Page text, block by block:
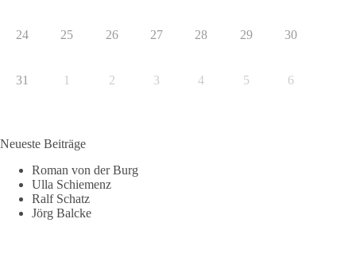
24 25 26 27 28 29 30
31 1 2 3 4 5 6
Neueste Beiträge
Roman von der Burg
Ulla Schiemenz
Ralf Schatz
Jörg Balcke